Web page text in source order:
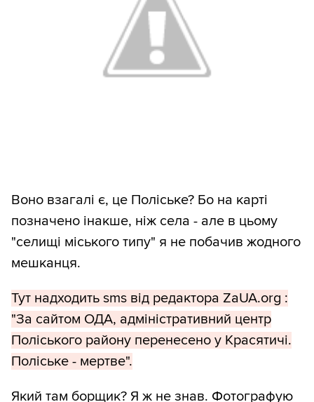
Воно взагалі є, це Поліське? Бо на карті
позначено інакше, ніж села - але в цьому
"селищі міського типу" я не побачив жодного
мешканця.
Тут надходить sms від редактора ZaUA.org :
"За сайтом ОДА, адміністративний центр
Поліського району перенесено у Красятичі.
Поліське - мертве".
Який там борщик? Я ж не знав. Фотографую